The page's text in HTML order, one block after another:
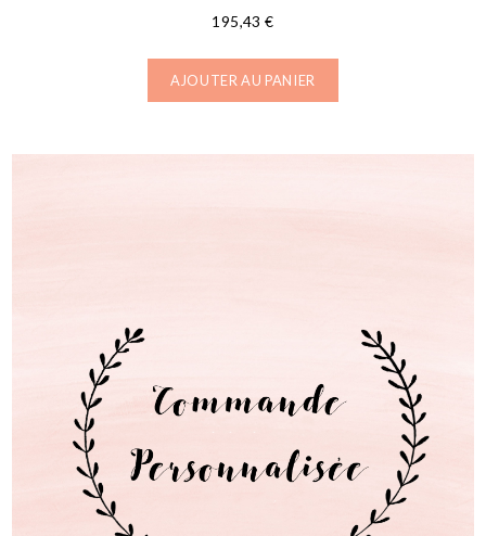
195,43€
AJOUTER AU PANIER